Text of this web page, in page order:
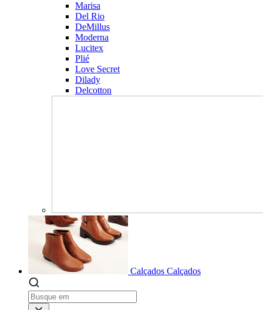
Marisa
Del Rio
DeMillus
Moderna
Lucitex
Plié
Love Secret
Dilady
Delcotton
Calçados Calçados